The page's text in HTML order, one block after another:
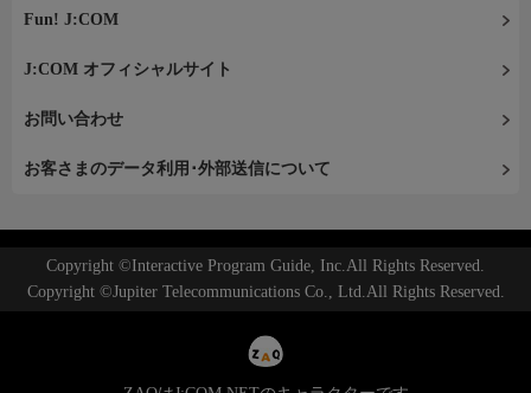
Fun! J:COM
J:COM オフィシャルサイト
お問い合わせ
お客さまのデータ利用･外部送信について
Copyright ©Interactive Program Guide, Inc.All Rights Reserved.
Copyright ©Jupiter Telecommunications Co., Ltd.All Rights Reserved.